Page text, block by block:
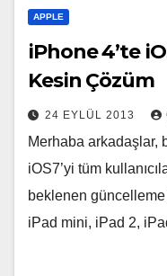
APPLE
iPhone 4’te
Kesin Çözüm
24 EYLÜL 2013
Merhaba arkadaşlar,
iOS7’yi tüm
beklenen
iPad mini, iPad 2,